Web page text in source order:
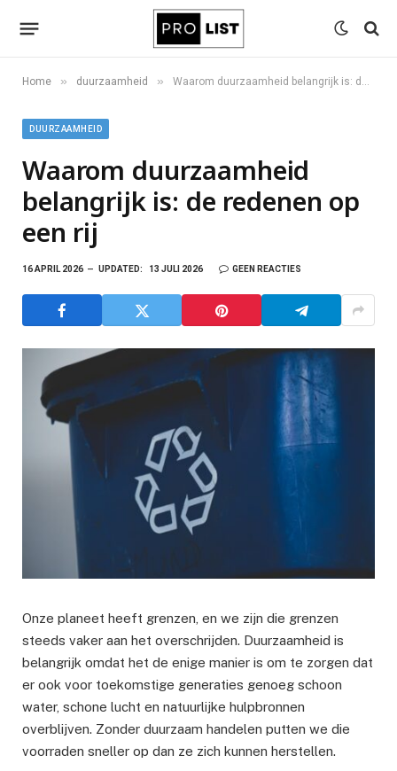
Home » duurzaamheid » Waarom duurzaamheid belangrijk is: de redenen op een rij
DUURZAAMHEID
Waarom duurzaamheid
belangrijk is: de redenen op
een rij
16 APRIL 2026 UPDATED: 13 JULI 2026 GEEN REACTIES
Onze planeet heeft grenzen, en we zijn die grenzen
steeds vaker aan het overschrijden. Duurzaamheid is
belangrijk omdat het de enige manier is om te zorgen dat
er ook voor toekomstige generaties genoeg schoon
water, schone lucht en natuurlijke hulpbronnen
overblijven. Zonder duurzaam handelen putten we die
voorraden sneller op dan ze zich kunnen herstellen.